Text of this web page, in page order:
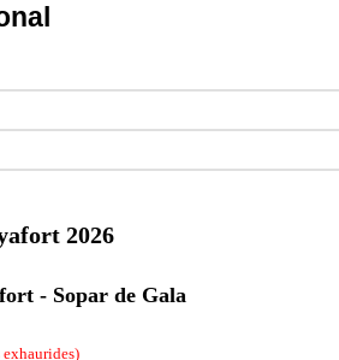
2026
- Sopar de Gala
exhaurides)